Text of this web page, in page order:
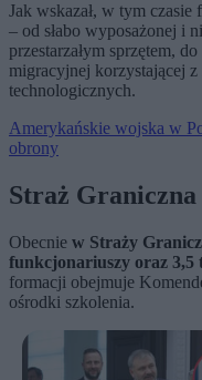
Jak wskazał, w tym czasie
– od słabo wyposażonej i
przestarzałym sprzętem,
migracyjnej korzystającej
technologicznych.
Amerykańskie wojska w
obrony
Straż
Obecnie w Straży
funkcjonariuszy oraz
formacji obejmuje
ośrodki szkolenia.